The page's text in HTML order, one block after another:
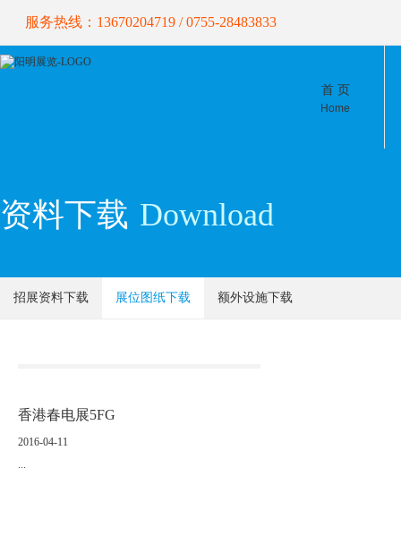
服务热线：13670204719 / 0755-28483833
首 页
Home
资料下载 Download
招展资料下载 展位图纸下载 额外设施下载
香港春电展5FG
2016-04-11
...